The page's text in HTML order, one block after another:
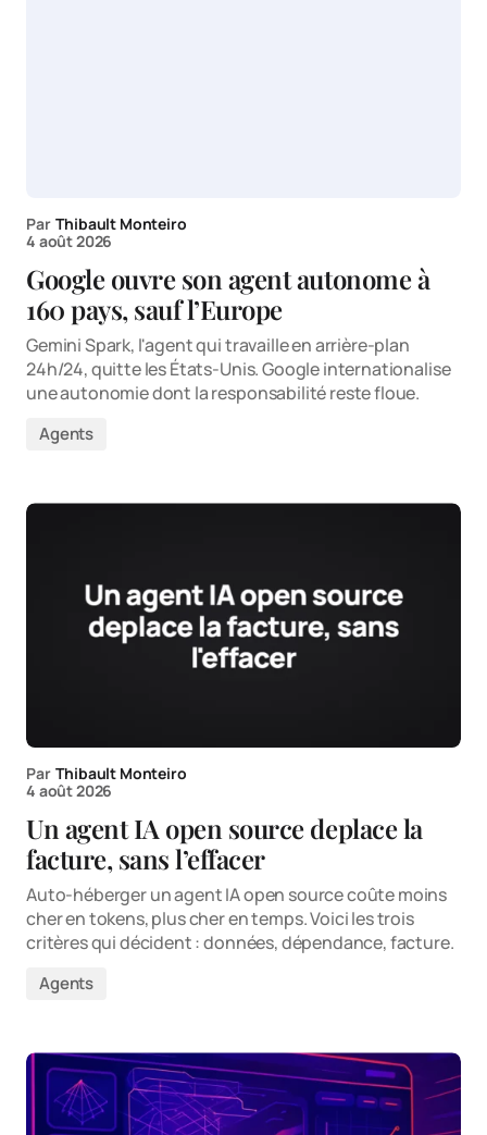
Par Thibault Monteiro
4 août 2026
Google ouvre son agent autonome à
160 pays, sauf l’Europe
Gemini Spark, l'agent qui travaille en arrière-plan
24h/24, quitte les États-Unis. Google internationalise
une autonomie dont la responsabilité reste floue.
Agents
Par Thibault Monteiro
4 août 2026
Un agent IA open source deplace la
facture, sans l’effacer
Auto-héberger un agent IA open source coûte moins
cher en tokens, plus cher en temps. Voici les trois
critères qui décident : données, dépendance, facture.
Agents